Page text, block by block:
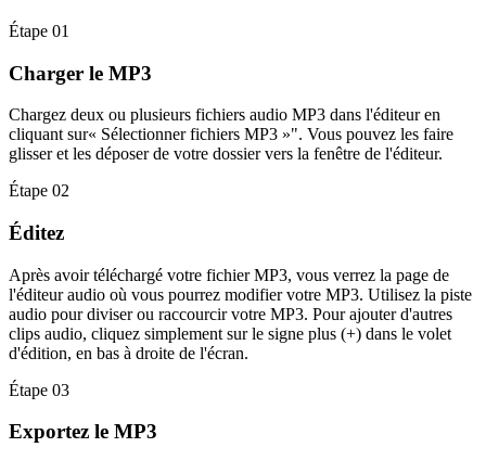
Étape 01
Charger le MP3
Chargez deux ou plusieurs fichiers audio MP3 dans l'éditeur en
cliquant sur« Sélectionner fichiers MP3 »". Vous pouvez les faire
glisser et les déposer de votre dossier vers la fenêtre de l'éditeur.
Étape 02
Éditez
Après avoir téléchargé votre fichier MP3, vous verrez la page de
l'éditeur audio où vous pourrez modifier votre MP3. Utilisez la piste
audio pour diviser ou raccourcir votre MP3. Pour ajouter d'autres
clips audio, cliquez simplement sur le signe plus (+) dans le volet
d'édition, en bas à droite de l'écran.
Étape 03
Exportez le MP3